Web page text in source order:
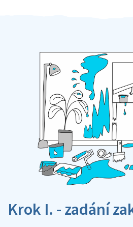
Krok I. - zadání